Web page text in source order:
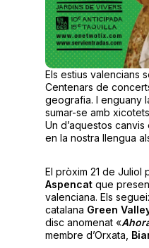
Els estius valencians
Centenars de
geografia. I enguany
sumar-se amb
Un d’aquestos
en la nostra llengua
El pròxim 21 de Juliol
Aspencatque
valenciana. Els
catalana Green
disc anomenat «
membre d’Orxata,